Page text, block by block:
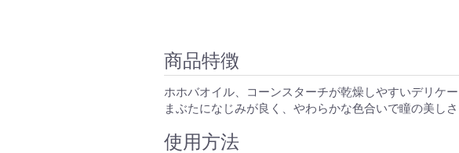
商品特徴
ホホバオイル、コーンスターチが乾燥しやすいデリケ
まぶたになじみが良く、やわらかな色合いで瞳の美しさ
使用方法